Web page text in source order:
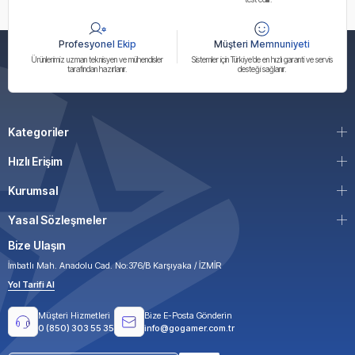
Profesyonel Ekip
Ürünlerimiz uzman teknisyen ve mühendisler
tarafından hazırlanır.
Müşteri Memnuniyeti
Sistemler için Türkiye’de en hızlı garanti ve servis
desteği sağlanır.
Kategoriler
Hızlı Erişim
Kurumsal
Yasal Sözleşmeler
Bize Ulaşın
İmbatlı Mah. Anadolu Cad. No:376/B Karşıyaka / İZMİR
Yol Tarifi Al
Müşteri Hizmetleri
0 (850) 303 55 35
Bize E-Posta Gönderin
info@gogamer.com.tr